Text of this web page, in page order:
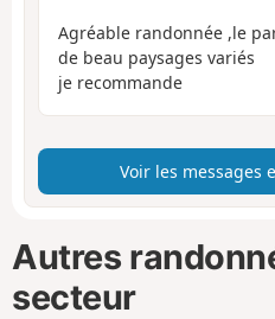
Agréable randonnée ,le
de beau paysages variés
je recommande
Voir les messages
Autres
secteur